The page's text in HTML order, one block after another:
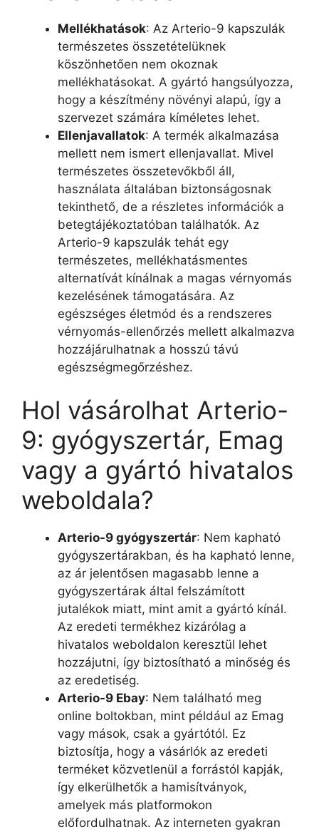
Mellékhatások: Az Arterio-9 kapszulák
természetes összetételüknek
köszönhetően nem okoznak
mellékhatásokat. A gyártó hangsúlyozza,
hogy a készítmény növényi alapú, így a
szervezet számára kíméletes lehet.
Ellenjavallatok: A termék alkalmazása
mellett nem ismert ellenjavallat. Mivel
természetes összetevőkből áll,
használata általában biztonságosnak
tekinthető, de a részletes információk a
betegtájékoztatóban találhatók. Az
Arterio-9 kapszulák tehát egy
természetes, mellékhatásmentes
alternatívát kínálnak a magas vérnyomás
kezelésének támogatására. Az
egészséges életmód és a rendszeres
vérnyomás-ellenőrzés mellett alkalmazva
hozzájárulhatnak a hosszú távú
egészségmegőrzéshez.
Hol vásárolhat Arterio-
9: gyógyszertár, Emag
vagy a gyártó hivatalos
weboldala?
Arterio-9 gyógyszertár: Nem kapható
gyógyszertárakban, és ha kapható lenne,
az ár jelentősen magasabb lenne a
gyógyszertárak által felszámított
jutalékok miatt, mint amit a gyártó kínál.
Az eredeti termékhez kizárólag a
hivatalos weboldalon keresztül lehet
hozzájutni, így biztosítható a minőség és
az eredetiség.
Arterio-9 Ebay: Nem található meg
online boltokban, mint például az Emag
vagy mások, csak a gyártótól. Ez
biztosítja, hogy a vásárlók az eredeti
terméket közvetlenül a forrástól kapják,
így elkerülhetők a hamisítványok,
amelyek más platformokon
előfordulhatnak. Az interneten gyakran